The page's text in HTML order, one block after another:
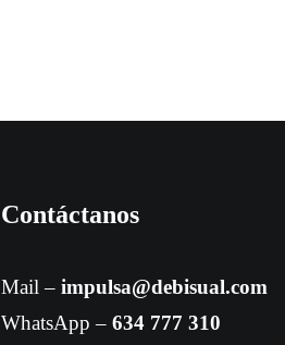
Contáctanos
Mail – impulsa@debisual.com
WhatsApp – 634 777 310